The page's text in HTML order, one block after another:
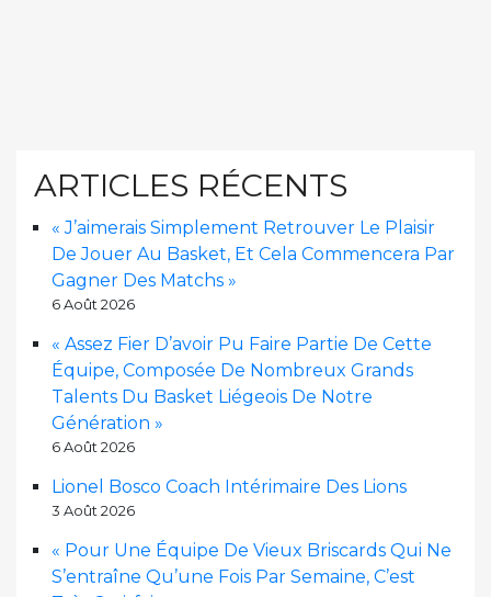
ARTICLES RÉCENTS
« J’aimerais Simplement Retrouver Le Plaisir
De Jouer Au Basket, Et Cela Commencera Par
Gagner Des Matchs »
6 Août 2026
« Assez Fier D’avoir Pu Faire Partie De Cette
Équipe, Composée De Nombreux Grands
Talents Du Basket Liégeois De Notre
Génération »
6 Août 2026
Lionel Bosco Coach Intérimaire Des Lions
3 Août 2026
« Pour Une Équipe De Vieux Briscards Qui Ne
S’entraîne Qu’une Fois Par Semaine, C’est